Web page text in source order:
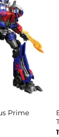
Prime